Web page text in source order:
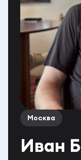
Москва
Иван